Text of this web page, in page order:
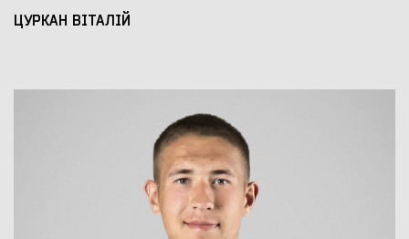
ЦУРКАН ВІТАЛІЙ